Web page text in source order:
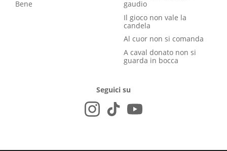
Bene
gaudio
Il gioco non vale la
candela
Al cuor non si comanda
A caval donato non si
guarda in bocca
Seguici su